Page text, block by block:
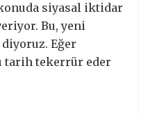
siyasal iktidar
Bu, yeni
Eğer
tarih tekerrür eder